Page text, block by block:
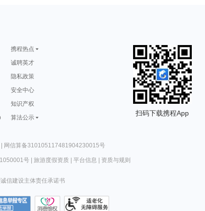
携程热点
诚聘英才
隐私政策
安全中心
知识产权
算法公示
扫码下载携程App
| 网信算备310105117481904230015号
号| 旅游度假资质| 平台信息 资质与规则
信建设主体责任承诺书